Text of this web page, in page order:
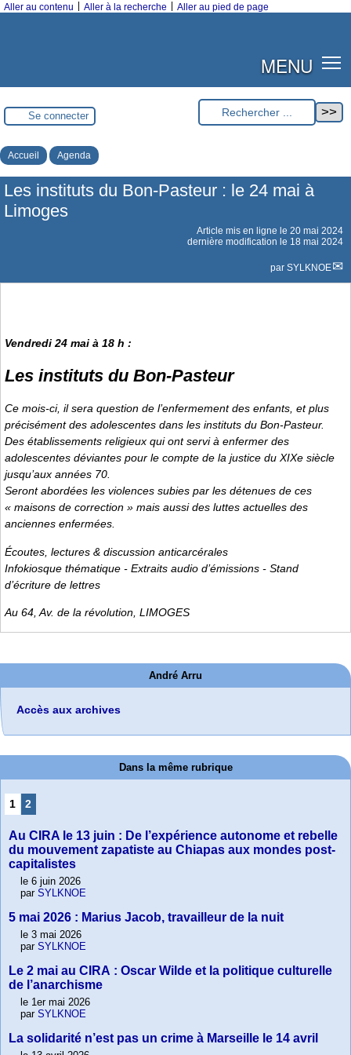
Aller au contenu Aller à la recherche Aller au pied de page
MENU
Se connecter
Accueil Agenda
Les instituts du Bon-Pasteur : le 24 mai à
Limoges
Article mis en ligne le 20 mai 2024
dernière modification le 18 mai 2024
par SYLKNOE
Vendredi 24 mai à 18 h :
Les instituts du Bon-Pasteur
Ce mois-ci, il sera question de l’enfermement des enfants, et plus
précisément des adolescentes dans les instituts du Bon-Pasteur.
Des établissements religieux qui ont servi à enfermer des
adolescentes déviantes pour le compte de la justice du XIXe siècle
jusqu’aux années 70.
Seront abordées les violences subies par les détenues de ces
« maisons de correction » mais aussi des luttes actuelles des
anciennes enfermées.
Écoutes, lectures & discussion anticarcérales
Infokiosque thématique - Extraits audio d’émissions - Stand
d’écriture de lettres
Au 64, Av. de la révolution, LIMOGES
André Arru
Accès aux archives
Dans la même rubrique
1 2
Au CIRA le 13 juin : De l’expérience autonome et rebelle
du mouvement zapatiste au Chiapas aux mondes post-
capitalistes
le 6 juin 2026
par SYLKNOE
5 mai 2026 : Marius Jacob, travailleur de la nuit
le 3 mai 2026
par SYLKNOE
Le 2 mai au CIRA : Oscar Wilde et la politique culturelle
de l’anarchisme
le 1er mai 2026
par SYLKNOE
La solidarité n’est pas un crime à Marseille le 14 avril